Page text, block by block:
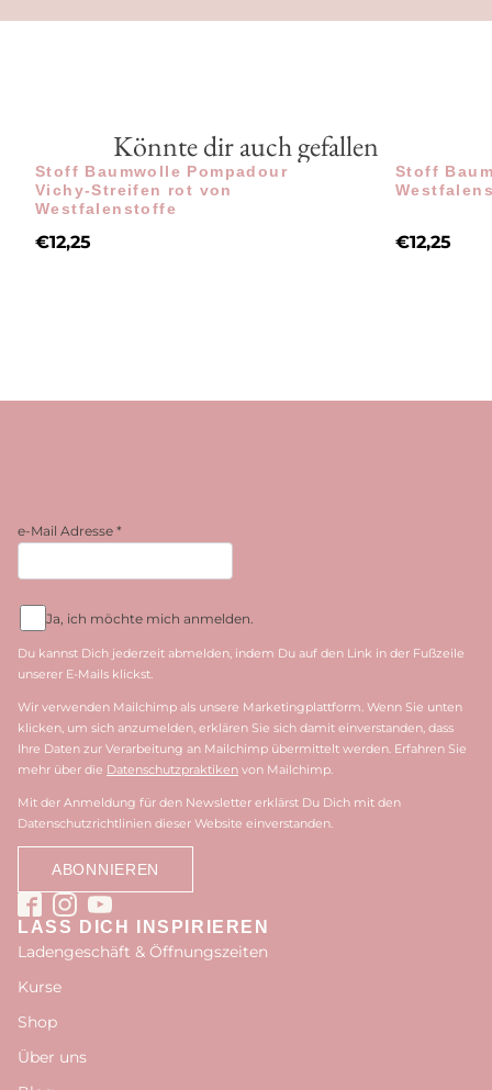
Könnte dir auch gefallen
Stoff Baumwolle Pompadour
Vichy-Streifen rot von
Westfalenstoffe
€12,25
Stoff
€12,25
e-Mail Adresse *
Ja, ich möchte mich anmelden.
Du kannst Dich jederzeit abmelden, indem Du auf den Link in der Fußzeile
unserer E-Mails klickst.
Wir verwenden Mailchimp als unsere Marketingplattform. Wenn Sie unten
klicken, um sich anzumelden, erklären Sie sich damit einverstanden, dass
Ihre Daten zur Verarbeitung an Mailchimp übermittelt werden. Erfahren Sie
mehr über die Datenschutzpraktiken von Mailchimp.
Mit der Anmeldung für den Newsletter erklärst Du Dich mit den
Datenschutzrichtlinien dieser Website einverstanden.
LASS DICH INSPIRIEREN
Ladengeschäft & Öffnungszeiten
Kurse
Shop
Über uns